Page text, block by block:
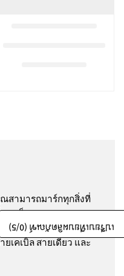
ณสามารถมาร์กทุกสิ่งที่
ดเร็วและเฉพาะบุคคล
ย่างแท้จริง ระบบกา
ยเคเบิล สายเดี่ยว และ
ารถค้นหาตัวเลข ตัว
เปรียบเทียบผลิตภัณฑ์ (
0
/5)